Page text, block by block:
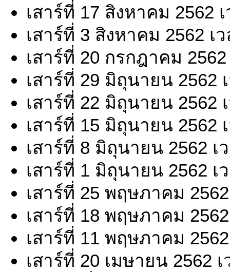
เสาร์ที่ 17 สิงหาคม 2562
เสาร์ที่ 3 สิงหาคม 2562 เ
เสาร์ที่ 20 กรกฎาคม
เสาร์ที่ 29 มิถุนายน 2562
เสาร์ที่ 22 มิถุนายน 2562
เสาร์ที่ 15 มิถุนายน 2562
เสาร์ที่ 8 มิถุนายน 2562 เ
เสาร์ที่ 1 มิถุนายน 2562 เ
เสาร์ที่ 25 พฤษภาคม
เสาร์ที่ 18 พฤษภาคม
เสาร์ที่ 11 พฤษภาคม
เสาร์ที่ 20 เมษายน 2562